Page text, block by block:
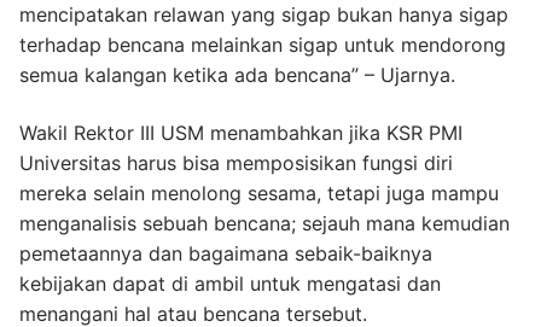
mencipatakan relawan yang sigap bukan hanya sigap
terhadap bencana melainkan sigap untuk mendorong
semua kalangan ketika ada bencana” – Ujarnya.
Wakil Rektor III USM menambahkan jika KSR PMI
Universitas harus bisa memposisikan fungsi diri
mereka selain menolong sesama, tetapi juga mampu
menganalisis sebuah bencana; sejauh mana kemudian
pemetaannya dan bagaimana sebaik-baiknya
kebijakan dapat di ambil untuk mengatasi dan
menangani hal atau bencana tersebut.